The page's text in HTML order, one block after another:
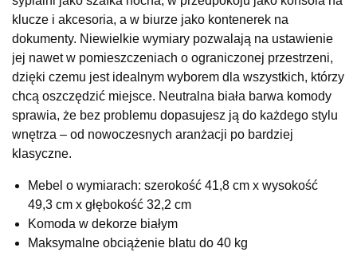
UL.RZEMIEŚLNICZA 6
66-470 KOSTRZYN NAD ODRĄ
Nr tel.507103199
Godziny otwarcia
Pn-Pt: 10:00-18:00, Sb: 10:00-14:00
189,00 zł 160,65 zł
Najniższa cena sprzedawcy z ostatnich 30 dni 189,00 zł
SALON MEBLOWY M JAK MEBLE
Salon meblowy
klucze i akcesoria, a w biurze jako kontenerek na
dokumenty. Niewielkie wymiary pozwalają na ustawienie
jej nawet w pomieszczeniach o ograniczonej przestrzeni,
dzięki czemu jest idealnym wyborem dla wszystkich, którzy
chcą oszczędzić miejsce. Neutralna biała barwa komody
sprawia, że bez problemu dopasujesz ją do każdego stylu
wnętrza – od nowoczesnych aranżacji po bardziej
klasyczne.
Mebel o wymiarach: szerokość 41,8 cm x wysokość
49,3 cm x głębokość 32,2 cm
Komoda w dekorze białym
Maksymalne obciążenie blatu do 40 kg